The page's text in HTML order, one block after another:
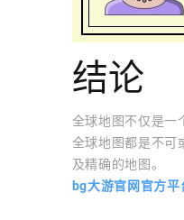
结论
全球地图不仅是一
全球地图都是不可
及精确的地图。
bg大游官网官方平